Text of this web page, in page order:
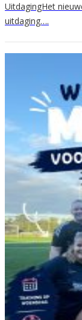
UitdagingHet
uitdaging….